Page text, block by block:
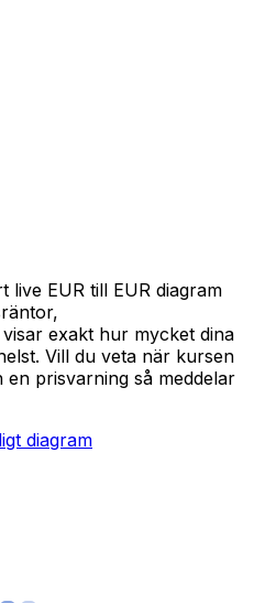
live EUR till EUR diagram
exakt hur mycket dina
Vill du veta när kursen
prisvarning så meddelar
diagram